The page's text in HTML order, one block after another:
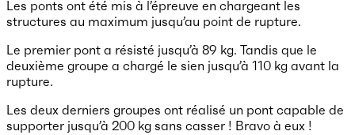
Les ponts ont été mis à l’épreuve en chargeant les
structures au maximum jusqu’au point de rupture.
Le premier pont a résisté jusqu’à 89 kg. Tandis que le
deuxième groupe a chargé le sien jusqu’à 110 kg avant la
rupture.
Les deux derniers groupes ont réalisé un pont capable de
supporter jusqu’à 200 kg sans casser ! Bravo à eux !